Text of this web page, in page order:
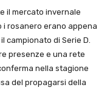
il mercato invernale
i rosanero erano appena
campionato di Serie D.
presenze e una rete
nella stagione
del propagarsi della